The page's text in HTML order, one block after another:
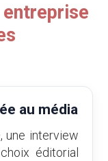
entreprise
au média
une interview
éditorial